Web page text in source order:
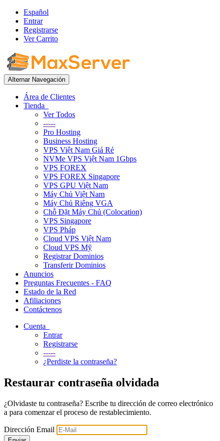
Español
Entrar
Registrarse
Ver Carrito
Alternar Navegación
Área de Clientes
Tienda
Ver Todos
-----
Pro Hosting
Business Hosting
VPS Việt Nam Giá Rẻ
NVMe VPS Việt Nam 1Gbps
VPS FOREX
VPS FOREX Singapore
VPS GPU Việt Nam
Máy Chủ Việt Nam
Máy Chủ Riêng VGA
Chỗ Đặt Máy Chủ (Colocation)
VPS Singapore
VPS Pháp
Cloud VPS Việt Nam
Cloud VPS Mỹ
Registrar Dominios
Transferir Dominios
Anuncios
Preguntas Frecuentes - FAQ
Estado de la Red
Afiliaciones
Contáctenos
Cuenta
Entrar
Registrarse
-----
¿Perdiste la contraseña?
Restaurar contraseña olvidada
¿Olvidaste tu contraseña? Escribe tu dirección de correo electrónico
a para comenzar el proceso de restablecimiento.
Dirección Email